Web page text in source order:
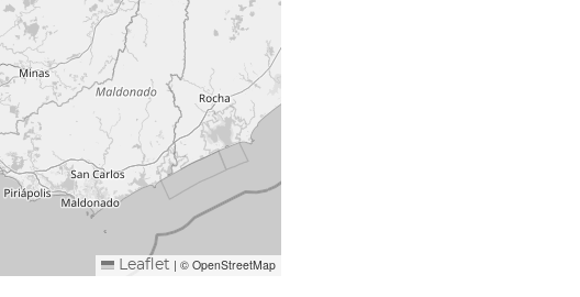
Leaflet | © OpenStreetMap